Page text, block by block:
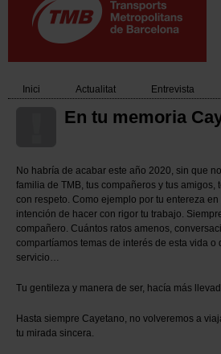
Main
Inici Actualitat Entrevista
En tu memoria
No habría de acabar este año 2020, sin que
familia de TMB, tus compañeros y tus
con respeto. Como ejemplo por tu entereza
intención de hacer con rigor tu trabajo.
compañero. Cuántos ratos amenos,
compartíamos temas de interés de esta vida
servicio…
Tu gentileza y manera de ser, hacía más
Hasta siempre Cayetano, no volveremos a
tu mirada sincera.